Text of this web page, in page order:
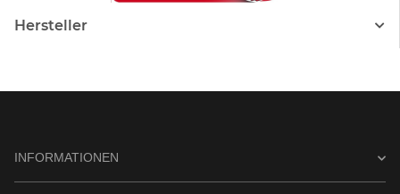
Hersteller
INFORMATIONEN